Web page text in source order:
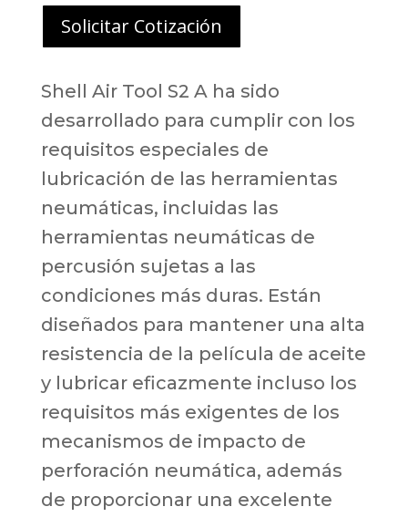
Solicitar Cotización
Shell Air Tool S2 A ha sido
desarrollado para cumplir con los
requisitos especiales de
lubricación de las herramientas
neumáticas, incluidas las
herramientas neumáticas de
percusión sujetas a las
condiciones más duras. Están
diseñados para mantener una alta
resistencia de la película de aceite
y lubricar eficazmente incluso los
requisitos más exigentes de los
mecanismos de impacto de
perforación neumática, además
de proporcionar una excelente